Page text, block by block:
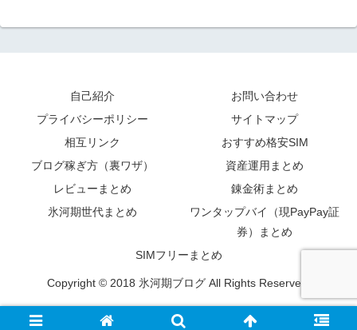
自己紹介
お問い合わせ
プライバシーポリシー
サイトマップ
相互リンク
おすすめ格安SIM
ブログ稼ぎ方（裏ワザ）
資産運用まとめ
レビューまとめ
錬金術まとめ
氷河期世代まとめ
ワンタップバイ（現PayPay証
券）まとめ
SIMフリーまとめ
Copyright © 2018 氷河期ブログ All Rights Reserved.